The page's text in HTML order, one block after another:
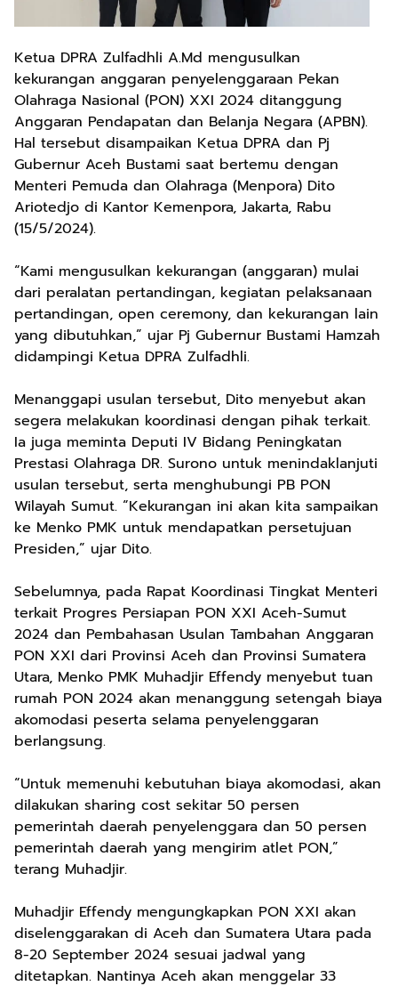
Ketua DPRA Zulfadhli A.Md mengusulkan
kekurangan anggaran penyelenggaraan Pekan
Olahraga Nasional (PON) XXI 2024 ditanggung
Anggaran Pendapatan dan Belanja Negara (APBN).
Hal tersebut disampaikan Ketua DPRA dan Pj
Gubernur Aceh Bustami saat bertemu dengan
Menteri Pemuda dan Olahraga (Menpora) Dito
Ariotedjo di Kantor Kemenpora, Jakarta, Rabu
(15/5/2024).
“Kami mengusulkan kekurangan (anggaran) mulai
dari peralatan pertandingan, kegiatan pelaksanaan
pertandingan, open ceremony, dan kekurangan lain
yang dibutuhkan,” ujar Pj Gubernur Bustami Hamzah
didampingi Ketua DPRA Zulfadhli.
Menanggapi usulan tersebut, Dito menyebut akan
segera melakukan koordinasi dengan pihak terkait.
Ia juga meminta Deputi IV Bidang Peningkatan
Prestasi Olahraga DR. Surono untuk menindaklanjuti
usulan tersebut, serta menghubungi PB PON
Wilayah Sumut. “Kekurangan ini akan kita sampaikan
ke Menko PMK untuk mendapatkan persetujuan
Presiden,” ujar Dito.
Sebelumnya, pada Rapat Koordinasi Tingkat Menteri
terkait Progres Persiapan PON XXI Aceh-Sumut
2024 dan Pembahasan Usulan Tambahan Anggaran
PON XXI dari Provinsi Aceh dan Provinsi Sumatera
Utara, Menko PMK Muhadjir Effendy menyebut tuan
rumah PON 2024 akan menanggung setengah biaya
akomodasi peserta selama penyelenggaran
berlangsung.
“Untuk memenuhi kebutuhan biaya akomodasi, akan
dilakukan sharing cost sekitar 50 persen
pemerintah daerah penyelenggara dan 50 persen
pemerintah daerah yang mengirim atlet PON,”
terang Muhadjir.
Muhadjir Effendy mengungkapkan PON XXI akan
diselenggarakan di Aceh dan Sumatera Utara pada
8-20 September 2024 sesuai jadwal yang
ditetapkan. Nantinya Aceh akan menggelar 33